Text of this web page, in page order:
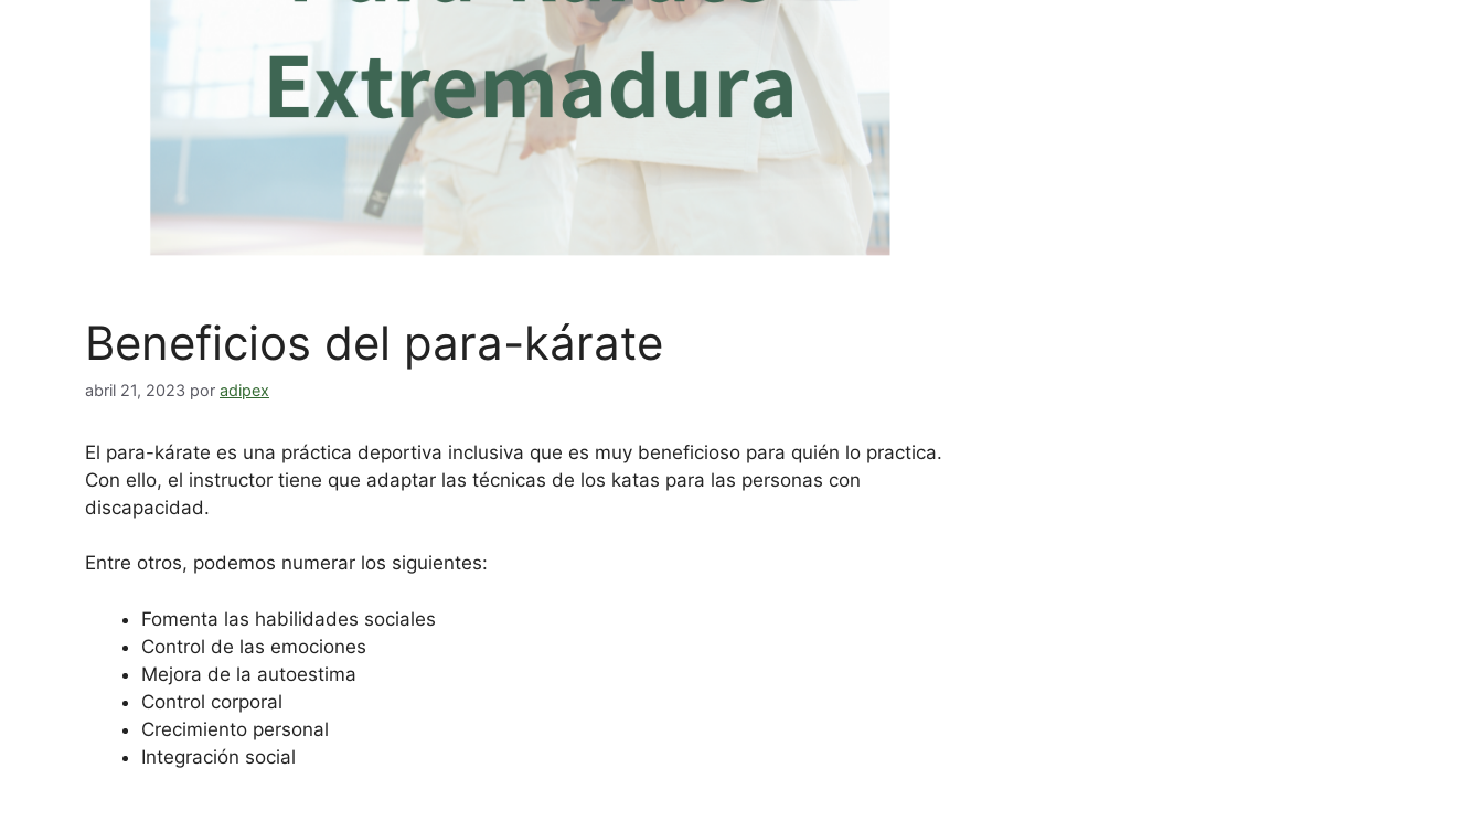
Beneficios del para-kárate
abril 21, 2023 por adipex
El para-kárate es una práctica deportiva inclusiva que es muy beneficioso para quién lo practica.
Con ello, el instructor tiene que adaptar las técnicas de los katas para las personas con
discapacidad.
Entre otros, podemos numerar los siguientes:
Fomenta las habilidades sociales
Control de las emociones
Mejora de la autoestima
Control corporal
Crecimiento personal
Integración social